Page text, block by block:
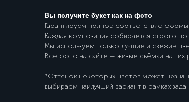
Вы получите букет как на фото
Гарантируем полное соответствие
Каждая композиция собирается строго
Мы используем только лучшие и свежие
Все фото на сайте — живые съёмки наших
*Оттенок некоторых цветов может
выбираем наилучший вариант в рамках